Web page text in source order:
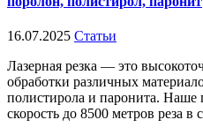
16.07.2025 Статьи
Лазерная резка — это
обработки различных
полистирола и паронита. Наше
скорость до 8500 метров реза в